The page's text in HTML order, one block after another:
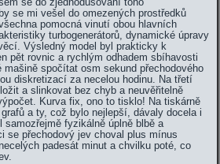
se mi vešel do omezených prostředků
pomocná vinutí obou hlavních
turbogenerátorů, dynamické úpravy
Výsledný model byl prakticky k
pět rovnic a rychlým odhadem sbíhavosti
spočítat osm sekund přechodového
diskretizací za necelou hodinu. Na třetí
a slinkovat bez chyb a neuvěřitelně
Kurva fix, ono to tisklo! Na tiskárně
a ty, což bylo nejlepší, dávaly docela i
samozřejmě fyzikálně úplně blbě a
se přechodový jev choval plus mínus
padesát minut a chvilku poté, co